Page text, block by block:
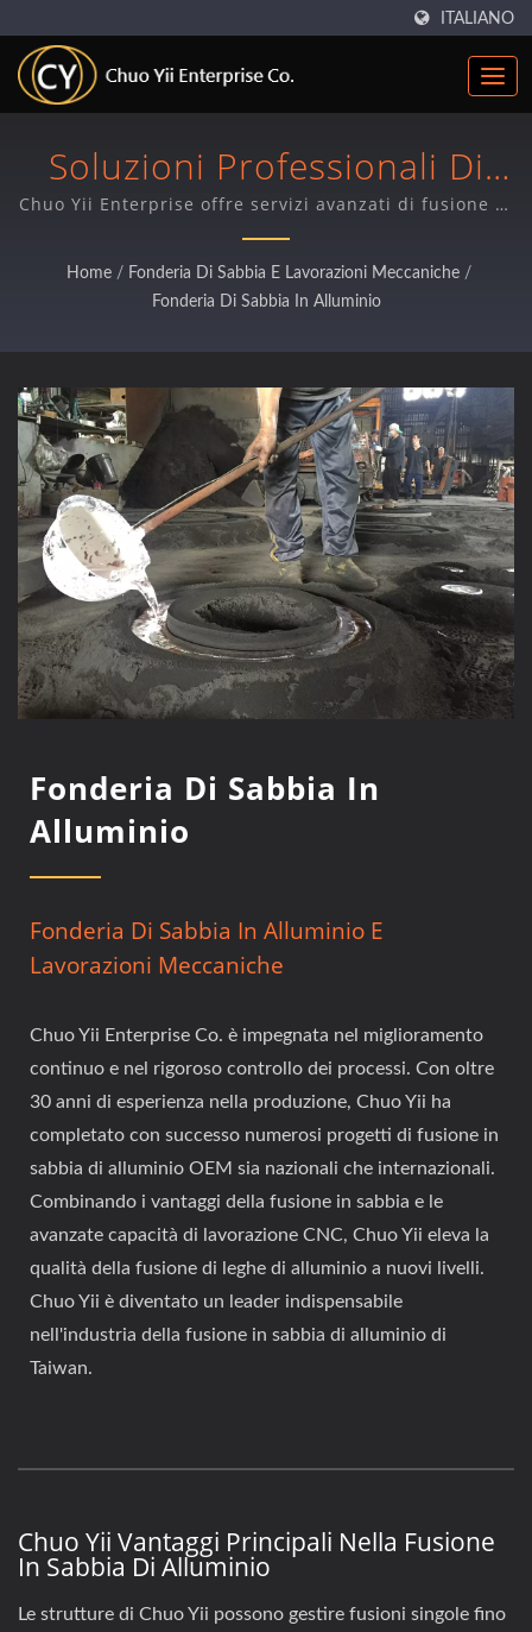
ITALIANO
Soluzioni Professionali Di
Fonderia In Sabbia Di
Alluminio E Lavorazione Di
Precisione
Chuo Yii Enterprise offre servizi avanzati di fusione in
sabbia di alluminio e lavorazione CNC per produttori
industriali in oltre 45 paesi, specializzandosi in
componenti complessi su larga scala con un controllo
Home / Fonderia Di Sabbia E Lavorazioni Meccaniche /
Fonderia Di Sabbia In Alluminio
Fonderia Di Sabbia In
Alluminio
Fonderia Di Sabbia In Alluminio E
Lavorazioni Meccaniche
Chuo Yii Enterprise Co. è impegnata nel miglioramento
continuo e nel rigoroso controllo dei processi. Con oltre
30 anni di esperienza nella produzione, Chuo Yii ha
completato con successo numerosi progetti di fusione in
sabbia di alluminio OEM sia nazionali che internazionali.
Combinando i vantaggi della fusione in sabbia e le
avanzate capacità di lavorazione CNC, Chuo Yii eleva la
qualità della fusione di leghe di alluminio a nuovi livelli.
Chuo Yii è diventato un leader indispensabile
nell'industria della fusione in sabbia di alluminio di
Taiwan.
Chuo Yii Vantaggi Principali Nella Fusione
In Sabbia Di Alluminio
Le strutture di Chuo Yii possono gestire fusioni singole fino